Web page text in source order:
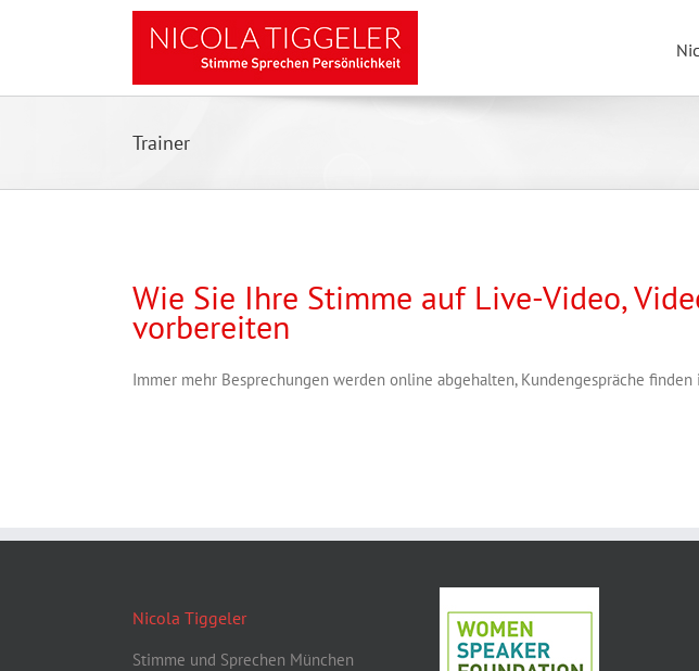
Trainer
Wie Sie Ihre Stimme auf Live-Video,
vorbereiten
Immer mehr Besprechungen werden online abgehalten, Kundengespräche
Nicola Tiggeler
Stimme und Sprechen München